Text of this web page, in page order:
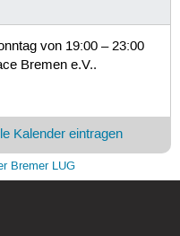
von 19:00 – 23:00
Bremen e.V..
Kalender eintragen
Bremer LUG